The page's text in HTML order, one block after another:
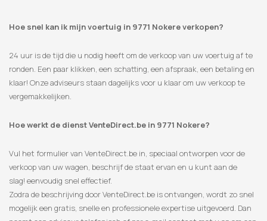
Hoe snel kan ik mijn voertuig in 9771 Nokere verkopen?
24 uur is de tijd die u nodig heeft om de verkoop van uw voertuig af te
ronden. Een paar klikken, een schatting, een afspraak, een betaling en
klaar! Onze adviseurs staan ​​dagelijks voor u klaar om uw verkoop te
vergemakkelijken.
Hoe werkt de dienst VenteDirect.be in 9771 Nokere?
Vul het formulier van VenteDirect.be in, speciaal ontworpen voor de
verkoop van uw wagen, beschrijf de staat ervan en u kunt aan de
slag! eenvoudig snel effectief.
Zodra de beschrijving door VenteDirect.be is ontvangen, wordt zo snel
mogelijk een gratis, snelle en professionele expertise uitgevoerd. Dan